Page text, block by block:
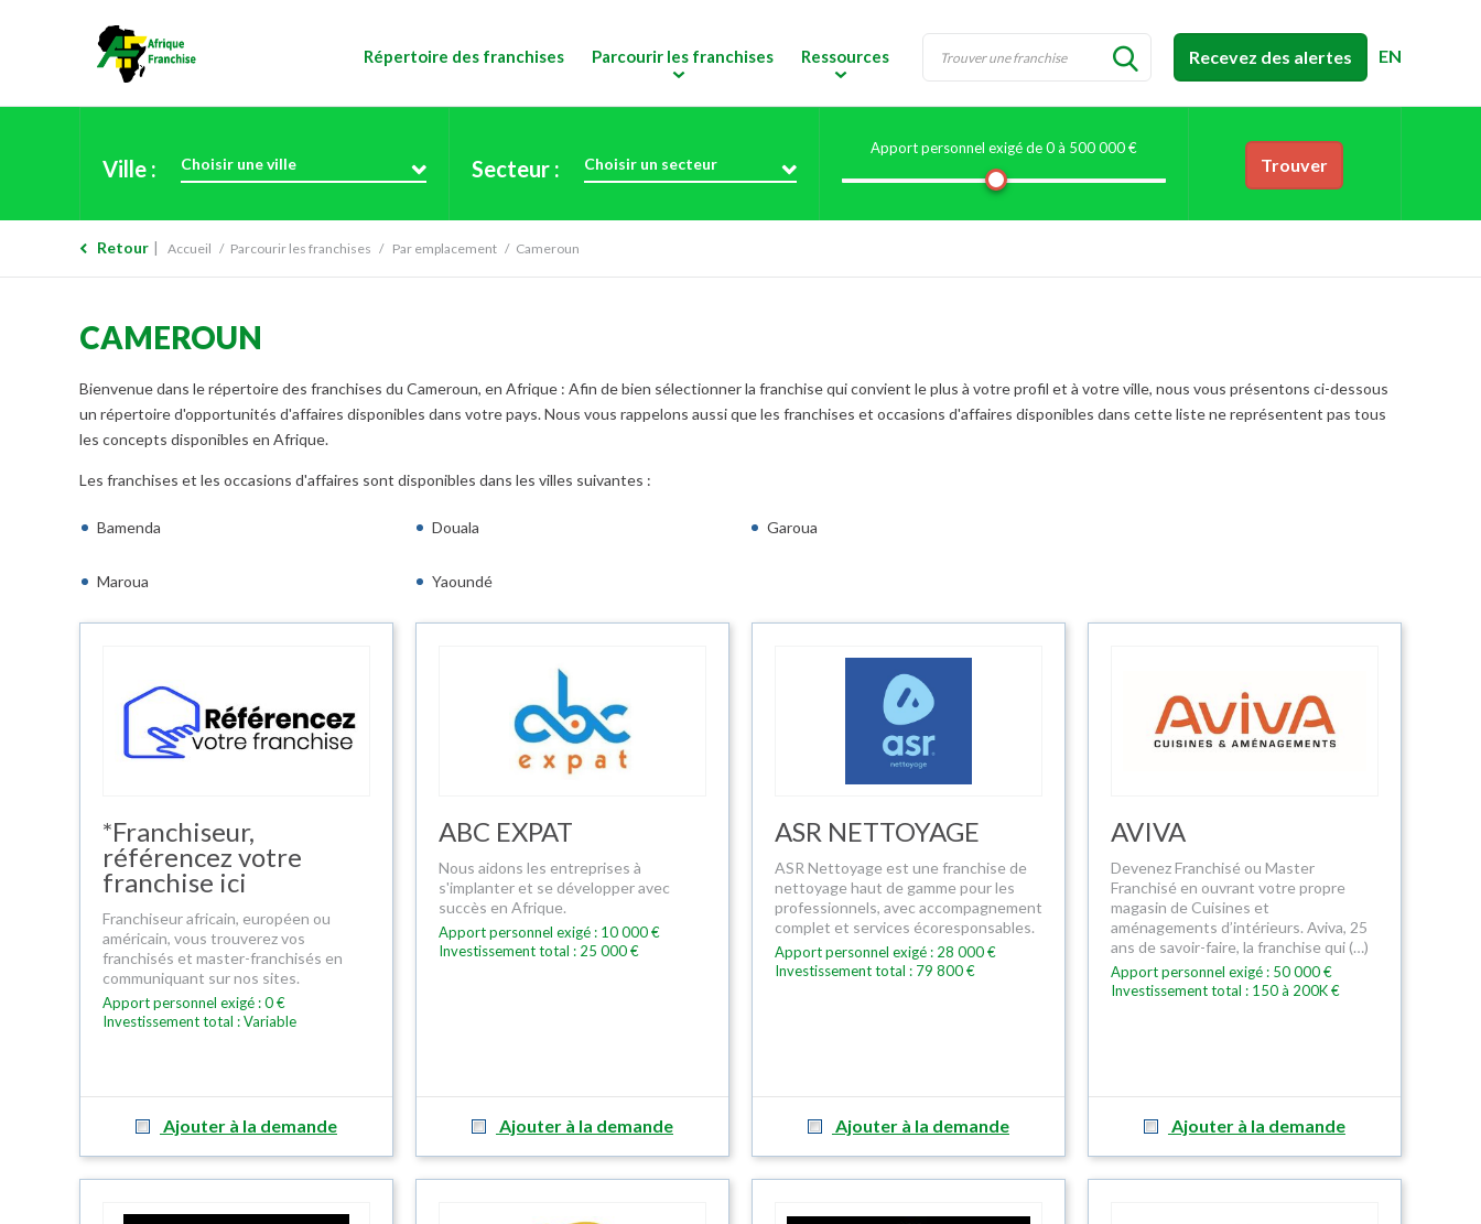
Recevez des alertes EN
Répertoire des franchises Parcourir les franchises Ressources
Ville : Choisir une ville Secteur : Choisir un secteur
Apport personnel exigé de 0 à 500 000 €
Trouver
Retour Accueil Parcourir les franchises Par emplacement Cameroun
CAMEROUN
Bienvenue dans le répertoire des franchises du Cameroun, en Afrique : Afin de bien sélectionner la franchise qui convient le plus à votre profil et à votre ville, nous vous présentons ci-dessous
un répertoire d'opportunités d'affaires disponibles dans votre pays. Nous vous rappelons aussi que les franchises et occasions d'affaires disponibles dans cette liste ne représentent pas tous
les concepts disponibles en Afrique.
Les franchises et les occasions d'affaires sont disponibles dans les villes suivantes :
Bamenda Douala Garoua
Maroua Yaoundé
*Franchiseur,
référencez votre
franchise ici
Franchiseur africain, européen ou
américain, vous trouverez vos
franchisés et master-franchisés en
communiquant sur nos sites.
Apport personnel exigé : 0 €
Investissement total : Variable
Ajouter à la demande
ABC EXPAT
Nous aidons les entreprises à
s'implanter et se développer avec
succès en Afrique.
Apport personnel exigé : 10 000 €
Investissement total : 25 000 €
Ajouter à la demande
ASR NETTOYAGE
ASR Nettoyage est une franchise de
nettoyage haut de gamme pour les
professionnels, avec accompagnement
complet et services écoresponsables.
Apport personnel exigé : 28 000 €
Investissement total : 79 800 €
Ajouter à la demande
AVIVA
Devenez Franchisé ou Master
Franchisé en ouvrant votre propre
magasin de Cuisines et
aménagements d’intérieurs. Aviva, 25
ans de savoir-faire, la franchise qui (…)
Apport personnel exigé : 50 000 €
Investissement total : 150 à 200K €
Ajouter à la demande